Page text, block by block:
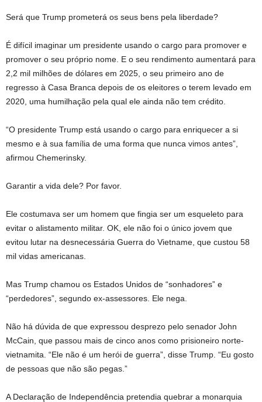
Será que Trump prometerá os seus bens pela liberdade?
É difícil imaginar um presidente usando o cargo para promover e
promover o seu próprio nome. E o seu rendimento aumentará para
2,2 mil milhões de dólares em 2025, o seu primeiro ano de
regresso à Casa Branca depois de os eleitores o terem levado em
2020, uma humilhação pela qual ele ainda não tem crédito.
“O presidente Trump está usando o cargo para enriquecer a si
mesmo e à sua família de uma forma que nunca vimos antes”,
afirmou Chemerinsky.
Garantir a vida dele? Por favor.
Ele costumava ser um homem que fingia ser um esqueleto para
evitar o alistamento militar. OK, ele não foi o único jovem que
evitou lutar na desnecessária Guerra do Vietname, que custou 58
mil vidas americanas.
Mas Trump chamou os Estados Unidos de “sonhadores” e
“perdedores”, segundo ex-assessores. Ele nega.
Não há dúvida de que expressou desprezo pelo senador John
McCain, que passou mais de cinco anos como prisioneiro norte-
vietnamita. “Ele não é um herói de guerra”, disse Trump. “Eu gosto
de pessoas que não são pegas.”
A Declaração de Independência pretendia quebrar a monarquia